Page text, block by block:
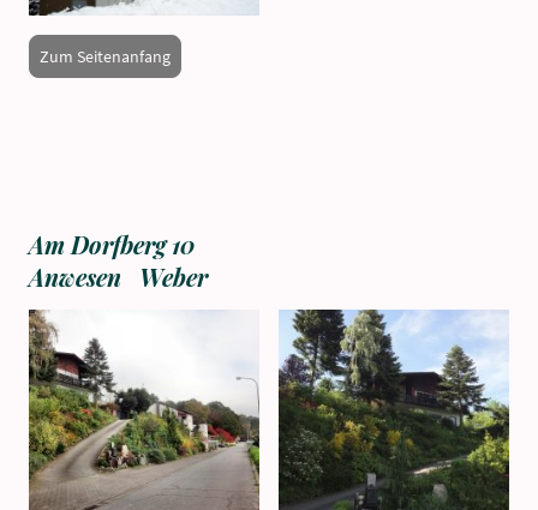
Zum Seitenanfang
Am Dorfberg 10
Anwesen Weber